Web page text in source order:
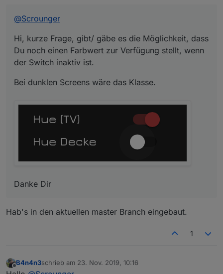
@Scrounger
Hi, kurze Frage, gibt/ gäbe es die Möglichkeit, dass
Du noch einen Farbwert zur Verfügung stellt, wenn
der Switch inaktiv ist.
Bei dunklen Screens wäre das Klasse.
Danke Dir
Hab's in den aktuellen master Branch eingebaut.
1
Offline
B4n4n3schrieb am 23. Nov. 2019, 10:16
zuletzt editiert von